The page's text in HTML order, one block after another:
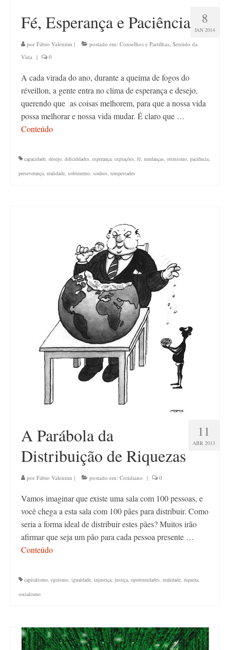
8
JAN 2014
Fé, Esperança e Paciência
por Fábio Valentim | postado em: Conselhos e Partilhas, Sentido da
Vida | 0
A cada virada do ano, durante a queima de fogos do
réveillon, a gente entra no clima de esperança e desejo,
querendo que as coisas melhorem, para que a nossa vida
possa melhorar e nossa vida mudar. É claro que …
Conteúdo
capacidade, desejo, dificuldades, esperança, expiações, fé, mudanças, otimismo, paciência,
perseverança, realidade, sofrimento, sonhos, tempestades
11
ABR 2013
A Parábola da
Distribuição de Riquezas
por Fábio Valentim | postado em: Cotidiano | 0
Vamos imaginar que existe uma sala com 100 pessoas, e
você chega a esta sala com 100 pães para distribuir. Como
seria a forma ideal de distribuir estes pães? Muitos irão
afirmar que seja um pão para cada pessoa presente …
Conteúdo
capitalismo, egoísmo, igualdade, injustiça, justiça, oportunidades, realidade, riqueza,
socialismo